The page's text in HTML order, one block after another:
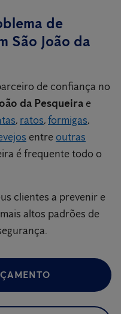
de
São João da
de confiança no
da Pesqueira e
, ratos,formigas,
entreoutras
é frequente todo o
clientes a prevenir e
altos padrões de